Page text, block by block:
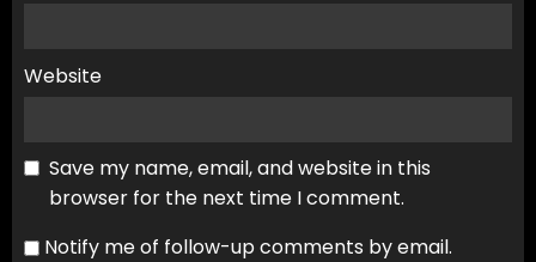
Website
Save my name, email, and website in this
browser for the next time I comment.
Notify me of follow-up comments by email.